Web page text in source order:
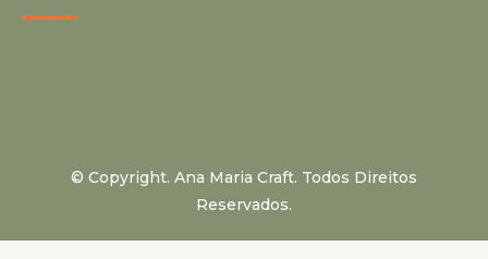
© Copyright. Ana Maria Craft. Todos Direitos
Reservados.